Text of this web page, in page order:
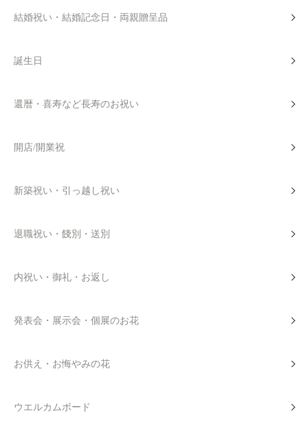
結婚祝い・結婚記念日・両親贈呈品
誕生日
還暦・喜寿など長寿のお祝い
開店/開業祝
新築祝い・引っ越し祝い
退職祝い・餞別・送別
内祝い・御礼・お返し
発表会・展示会・個展のお花
お供え・お悔やみの花
ウエルカムボード